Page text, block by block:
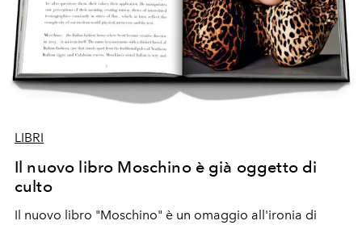
LIBRI
Il nuovo libro Moschino è già oggetto di
culto
Il nuovo libro "Moschino" è un omaggio all'ironia di